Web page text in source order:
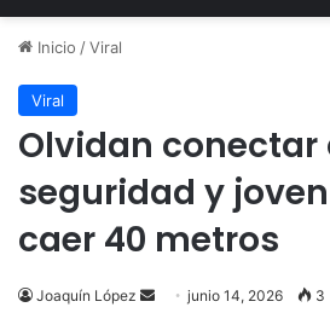
Inicio /Viral
Viral
Olvidan conectar
seguridad y
caer 40 metros
Joaquín López
Sendjunio 14, 2026 3